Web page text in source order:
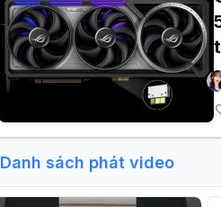
Danh sách phát video